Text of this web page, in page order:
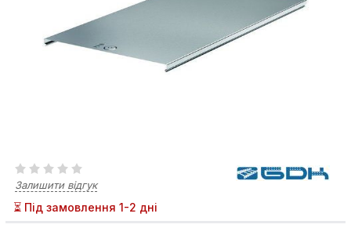
Залишити відгук
⏳ Під замовлення 1-2 дні